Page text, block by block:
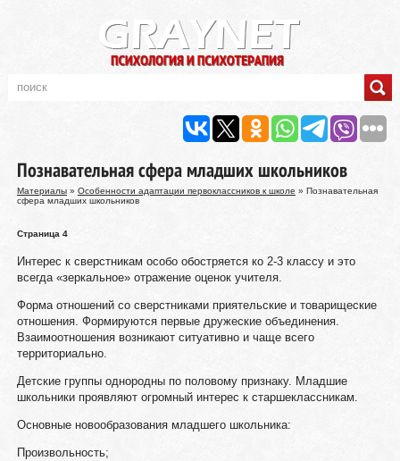
Познавательная сфера младших школьников
Материалы» Особенности адаптации первоклассников к школе » Познавательная
сфера младших школьников
Страница 4
Интерес к сверстникам особо обостряется ко 2-3 классу и это
всегда «зеркальное» отражение оценок учителя.
Форма отношений со сверстниками приятельские и товарищеские
отношения. Формируются первые дружеские объединения.
Взаимоотношения возникают ситуативно и чаще всего
территориально.
Детские группы однородны по половому признаку. Младшие
школьники проявляют огромный интерес к старшеклассникам.
Основные новообразования младшего школьника:
Произвольность;